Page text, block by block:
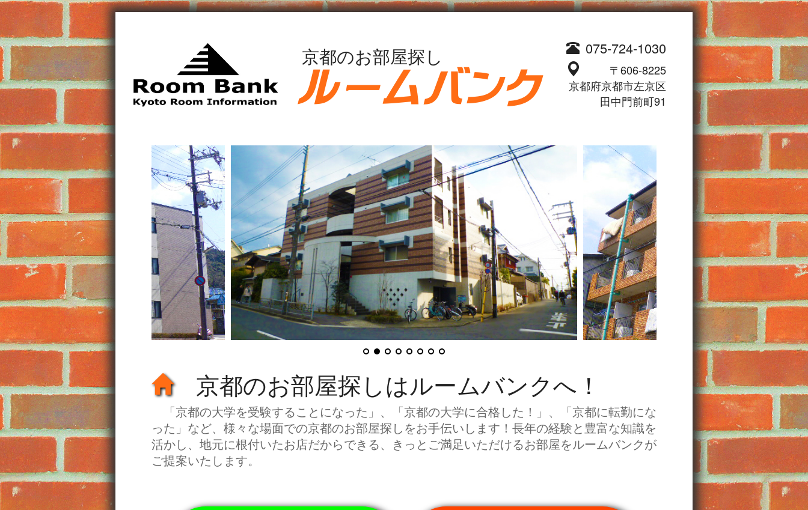
京都のお部屋探し
ルームバンク
075-724-1030
〒606-8225
京都府京都市左京区
田中門前町91
京都のお部屋探しはルームバンクへ！
「京都の大学を受験することになった」、「京都の大学に合格した！」、「京都に転勤にな
った」など、様々な場面での京都のお部屋探しをお手伝いします！長年の経験と豊富な知識を
活かし、地元に根付いたお店だからできる、きっとご満足いただけるお部屋をルームバンクが
ご提案いたします。